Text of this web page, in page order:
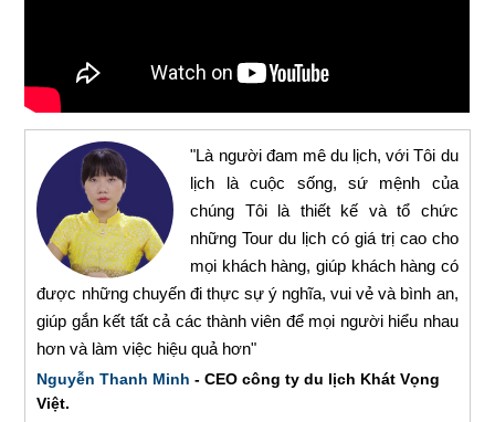
"Là người đam mê du lịch, với Tôi du
lịch là cuộc sống, sứ mệnh của
chúng Tôi là thiết kế và tổ chức
những Tour du lịch có giá trị cao cho
mọi khách hàng, giúp khách hàng có
được những chuyến đi thực sự ý nghĩa, vui vẻ và bình an,
giúp gắn kết tất cả các thành viên để mọi người hiểu nhau
hơn và làm việc hiệu quả hơn"
Nguyễn Thanh Minh - CEO công ty du lịch Khát Vọng
Việt.